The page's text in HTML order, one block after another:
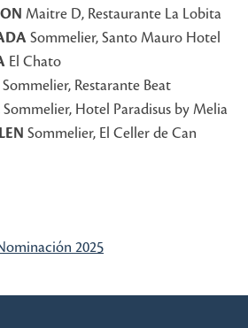
Maitre D, Restaurante La Lobita
Sommelier, Santo Mauro Hotel
El Chato
Sommelier, Restarante Beat
Sommelier, Hotel Paradisus by Melia
Sommelier, El Celler de Can
2025